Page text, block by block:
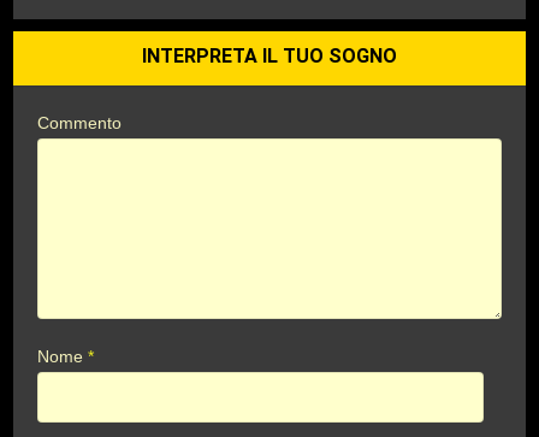
INTERPRETA IL TUO SOGNO
Commento
Nome*